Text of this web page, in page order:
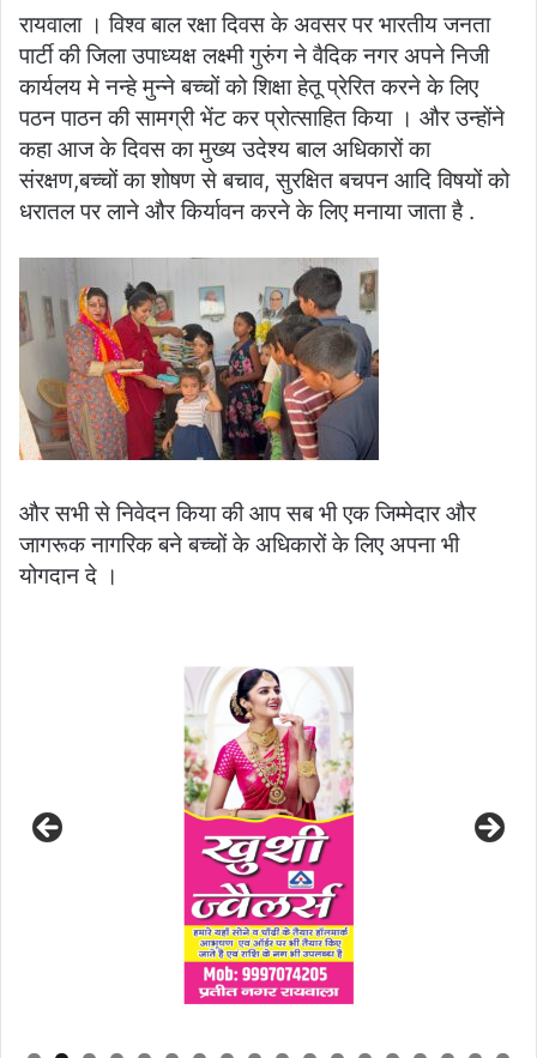
रायवाला । विश्व बाल रक्षा दिवस के अवसर पर भारतीय जनता
पार्टी की जिला उपाध्यक्ष लक्ष्मी गुरुंग ने वैदिक नगर अपने निजी
कार्यलय मे नन्हे मुन्ने बच्चों को शिक्षा हेतू प्रेरित करने के लिए
पठन पाठन की सामग्री भेंट कर प्रोत्साहित किया । और उन्होंने
कहा आज के दिवस का मुख्य उदेश्य बाल अधिकारों का
संरक्षण,बच्चों का शोषण से बचाव, सुरक्षित बचपन आदि विषयों को
धरातल पर लाने और किर्यावन करने के लिए मनाया जाता है .
और सभी से निवेदन किया की आप सब भी एक जिम्मेदार और
जागरूक नागरिक बने बच्चों के अधिकारों के लिए अपना भी
योगदान दे ।